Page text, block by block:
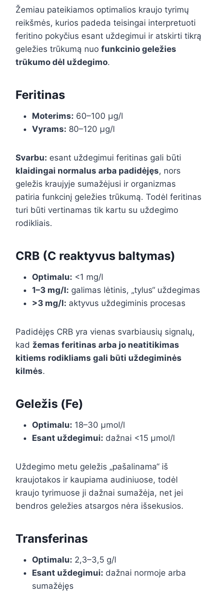
Žemiau pateikiamos optimalios kraujo tyrimų
reikšmės, kurios padeda teisingai interpretuoti
feritino pokyčius esant uždegimui ir atskirti tikrą
geležies trūkumą nuo funkcinio geležies
trūkumo dėl uždegimo.
Feritinas
Moterims: 60–100 µg/l
Vyrams: 80–120 µg/l
Svarbu: esant uždegimui feritinas gali būti
klaidingai normalus arba padidėjęs, nors
geležis kraujyje sumažėjusi ir organizmas
patiria funkcinį geležies trūkumą. Todėl feritinas
turi būti vertinamas tik kartu su uždegimo
rodikliais.
CRB (C reaktyvus baltymas)
Optimalu: <1 mg/l
1–3 mg/l: galimas lėtinis, „tylus“ uždegimas
>3 mg/l: aktyvus uždegiminis procesas
Padidėjęs CRB yra vienas svarbiausių signalų,
kad žemas feritinas arba jo neatitikimas
kitiems rodikliams gali būti uždegiminės
kilmės.
Geležis (Fe)
Optimalu: 18–30 µmol/l
Esant uždegimui: dažnai <15 µmol/l
Uždegimo metu geležis „pašalinama“ iš
kraujotakos ir kaupiama audiniuose, todėl
kraujo tyrimuose ji dažnai sumažėja, net jei
bendros geležies atsargos nėra išsekusios.
Transferinas
Optimalu: 2,3–3,5 g/l
Esant uždegimui: dažnai normoje arba
sumažėjęs